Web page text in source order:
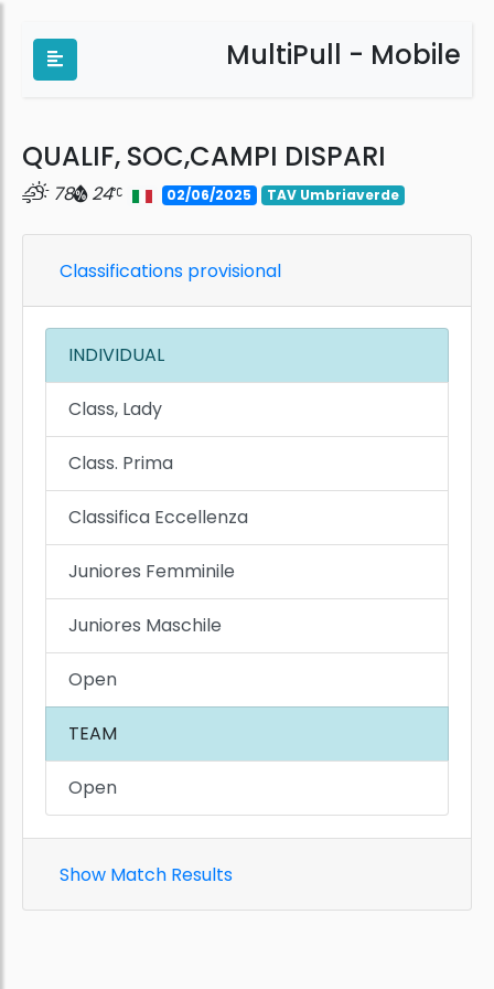
MultiPull - Mobile
QUALIF, SOC,CAMPI DISPARI
78 24 02/06/2025 TAV Umbriaverde
Classifications provisional
INDIVIDUAL
Class, Lady
Class. Prima
Classifica Eccellenza
Juniores Femminile
Juniores Maschile
Open
TEAM
Open
Show Match Results